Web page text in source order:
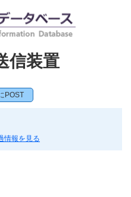
信装置
POST
情報を見る